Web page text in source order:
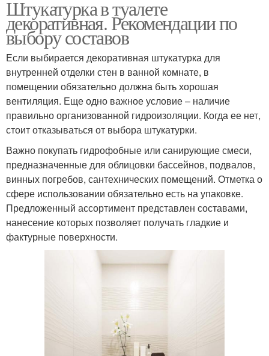
Штукатурка в туалете
декоративная. Рекомендации по
выбору составов
Если выбирается декоративная штукатурка для
внутренней отделки стен в ванной комнате, в
помещении обязательно должна быть хорошая
вентиляция. Еще одно важное условие – наличие
правильно организованной гидроизоляции. Когда ее нет,
стоит отказываться от выбора штукатурки.
Важно покупать гидрофобные или санирующие смеси,
предназначенные для облицовки бассейнов, подвалов,
винных погребов, сантехнических помещений. Отметка о
сфере использовании обязательно есть на упаковке.
Предложенный ассортимент представлен составами,
нанесение которых позволяет получать гладкие и
фактурные поверхности.